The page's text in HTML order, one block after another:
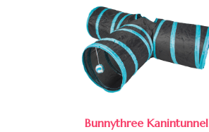
Bunnythree Kanintunnel